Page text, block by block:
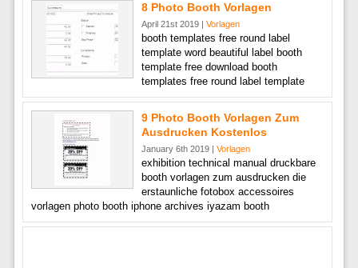
8 Photo Booth Vorlagen
April 21st 2019 | Vorlagen
booth templates free round label
template word beautiful label booth
template free download booth
templates free round label template
9 Photo Booth Vorlagen Zum
Ausdrucken Kostenlos
January 6th 2019 | Vorlagen
exhibition technical manual druckbare
booth vorlagen zum ausdrucken die
erstaunliche fotobox accessoires
vorlagen photo booth iphone archives iyazam booth